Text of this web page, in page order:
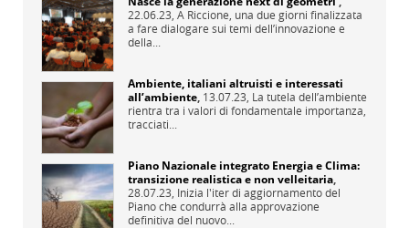
22.06.23, A Riccione, una due giorni finalizzata
a fare dialogare sui temi dell’innovazione e
della...
Ambiente, italiani altruisti e interessati
all’ambiente, 13.07.23, La tutela dell’ambiente
rientra tra i valori di fondamentale importanza,
tracciati...
Piano Nazionale integrato Energia e Clima:
transizione realistica e non velleitaria,
28.07.23, Inizia l'iter di aggiornamento del
Piano che condurrà alla approvazione
definitiva del nuovo...